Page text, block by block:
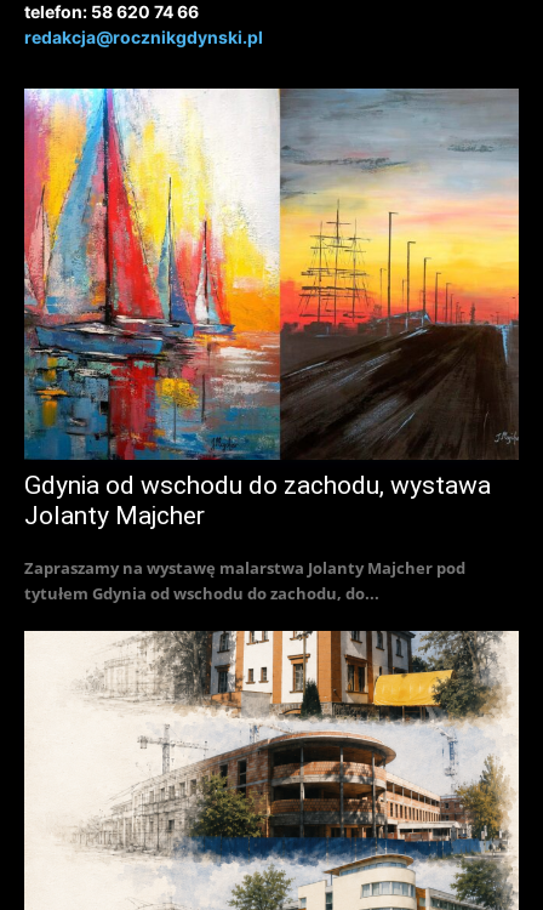
telefon: 58 620 74 66
redakcja@rocznikgdynski.pl
Gdynia od wschodu do zachodu, wystawa
Jolanty Majcher
Zapraszamy na wystawę malarstwa Jolanty Majcher pod
tytułem Gdynia od wschodu do zachodu, do...